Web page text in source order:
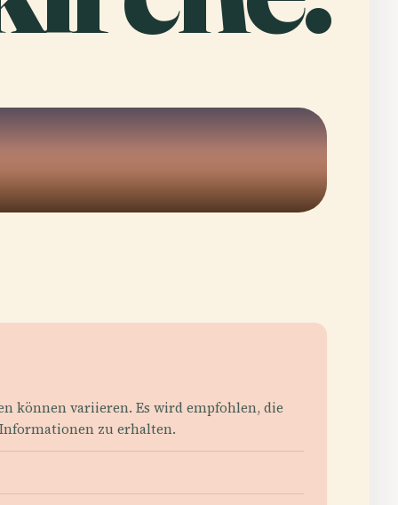
können variieren. Es wird empfohlen, die
zu erhalten.